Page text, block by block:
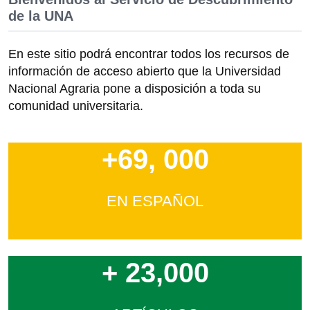
de la UNA
En este sitio podrá encontrar todos los recursos de
información de acceso abierto que la Universidad
Nacional Agraria pone a disposición a toda su
comunidad universitaria.
+69, 000
EN ESPAÑOL
+ 23,000